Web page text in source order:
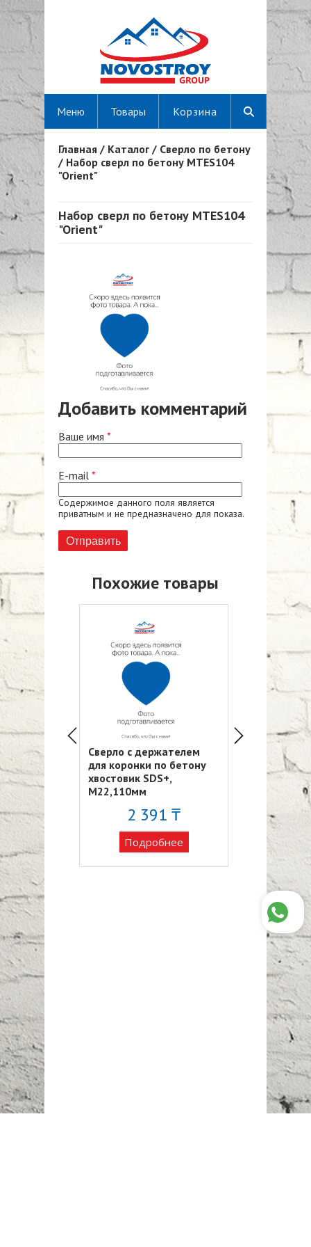
Корзина
Меню Товары
Вы здесь
Главная / Каталог / Сверло по бетону
/ Набор сверл по бетону MTES104
"Orient"
Набор сверл по бетону MTES104
"Orient"
Добавить комментарий
Ваше имя *
E-mail *
Содержимое данного поля является
приватным и не предназначено для показа.
Похожие товары
бетону
₸
Сверло с держателем
для коронки по бетону
хвостовик SDS+,
М22,110мм
2 391 ₸
Подробнее
Сверло с
для коронки
хвостовик
2